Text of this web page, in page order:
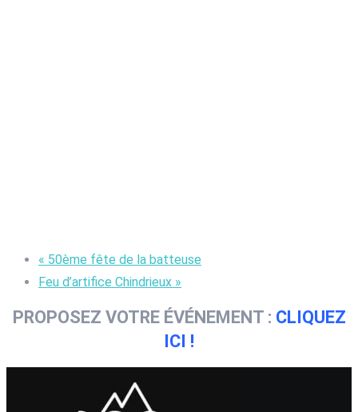
« 50ème fête de la batteuse
Feu d’artifice Chindrieux »
PROPOSEZ VOTRE ÉVÉNEMENT : CLIQUEZ
ICI !